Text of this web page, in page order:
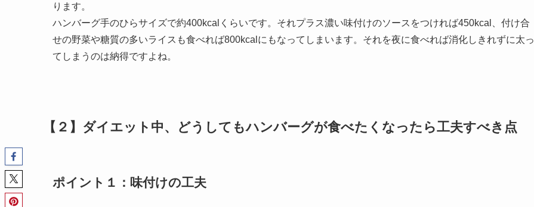
ります。
ハンバーグ手のひらサイズで約400kcalくらいです。それプラス濃い味付けのソースをつければ450kcal、付け合
せの野菜や糖質の多いライスも食べれば800kcalにもなってしまいます。それを夜に食べれば消化しきれずに太っ
てしまうのは納得ですよね。
【２】ダイエット中、どうしてもハンバーグが食べたくなったら工夫すべき点
ポイント１：味付けの工夫